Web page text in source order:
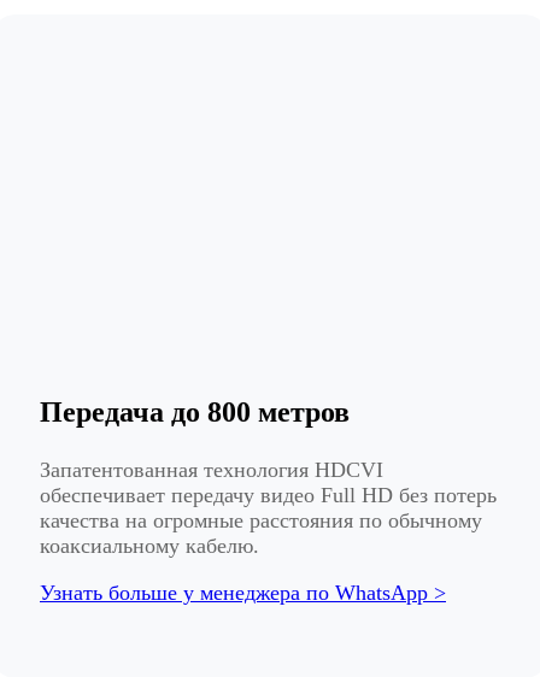
Передача до 800 метров
Запатентованная технология HDCVI
обеспечивает передачу видео Full HD без потерь
качества на огромные расстояния по обычному
коаксиальному кабелю.
Узнать больше у менеджера по WhatsApp >